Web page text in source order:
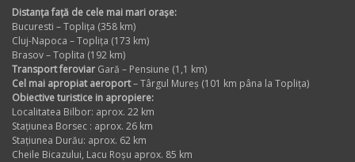
Distanța față de cele mai mari orașe:
Bucuresti – Toplița (358 km)
Cluj-Napoca – Toplița (173 km)
Brasov – Toplita (192 km)
Transport feroviar Gară – Pensiune (1,1 km)
Cel mai apropiat aeroport– Târgul Mureș (101 km pâna la Toplița)
Obiective turistice in apropiere:
Localitatea Bilbor: aprox. 22 km
Stațiunea Borsec : aprox. 26 km
Stațiunea Durău: aprox. 62 km
Cheile Bicazului, Lacu Roșu aprox. 85 km